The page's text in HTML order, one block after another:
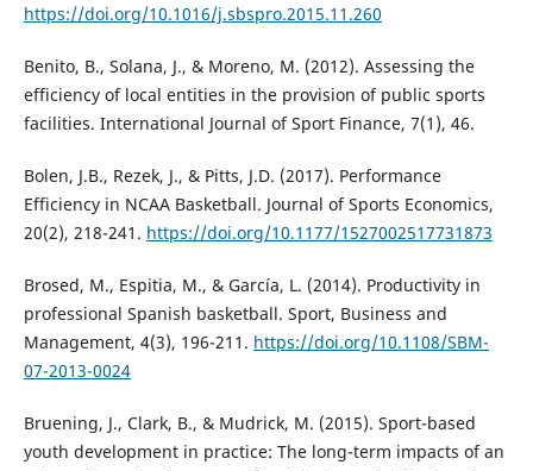
https://doi.org/10.1016/j.sbspro.2015.11.260
Benito, B., Solana, J., & Moreno, M. (2012). Assessing the
efficiency of local entities in the provision of public sports
facilities. International Journal of Sport Finance, 7(1), 46.
Bolen, J.B., Rezek, J., & Pitts, J.D. (2017). Performance
Efficiency in NCAA Basketball. Journal of Sports Economics,
20(2), 218-241. https://doi.org/10.1177/1527002517731873
Brosed, M., Espitia, M., & García, L. (2014). Productivity in
professional Spanish basketball. Sport, Business and
Management, 4(3), 196-211. https://doi.org/10.1108/SBM-
07-2013-0024
Bruening, J., Clark, B., & Mudrick, M. (2015). Sport-based
youth development in practice: The long-term impacts of an